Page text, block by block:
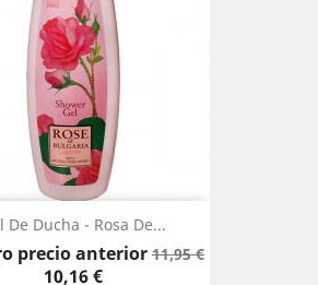
De Ducha - Rosa De...
precio anteriorPrecio
11,95 €Precio
10,16 €